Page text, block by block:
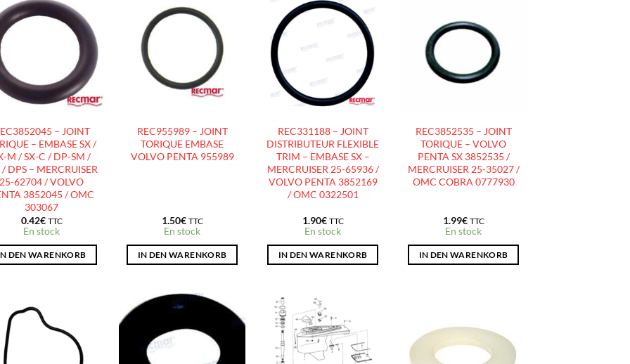
AJOUTER
D’ENVIES
– JOINT
– EMBASE SX /
M / SX-C / DP-SM /
DPS – MERCRUISER
25-62704 / VOLVO
3852045 / OMC
303067
0.42€ TTC
En stock
DEN WARENKORB
AJOUTER
À LA
LISTE
D’ENVIES
REC955989 – JOINT
TORIQUE EMBASE
VOLVO PENTA 955989
1.50€ TTC
En stock
IN DEN WARENKORB
AJOUTER
LISTE
D’ENVIES
REC331188 – JOINT
DISTRIBUTEUR FLEXIBLE
TRIM – EMBASE SX –
MERCRUISER 25-65936 /
VOLVO PENTA 3852169
/ OMC 0322501
1.90€ TTC
En stock
IN DEN WARENKORB
AJOUTER
À LA
LISTE
D’ENVIES
REC3852535 – JOINT
TORIQUE – VOLVO
PENTA SX 3852535 /
MERCRUISER 25-35027 /
OMC COBRA 0777930
1.99€ TTC
En stock
IN DEN WARENKORB
AJOUTER
À LA
AJOUTER
À LA
AJOUTER
À LA
LISTE
AJOUTER
À LA
LISTE